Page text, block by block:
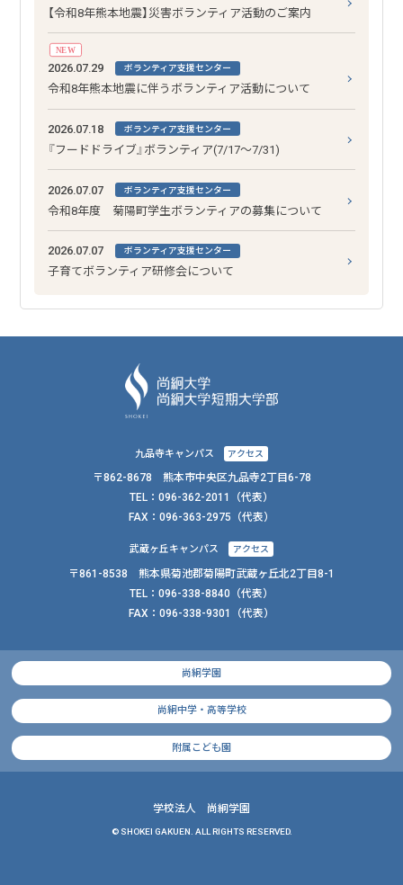
【令和8年熊本地震】災害ボランティア活動のご案内
NEW
2026.07.29 ボランティア支援センター
令和8年熊本地震に伴うボランティア活動について
2026.07.18 ボランティア支援センター
『フードドライブ』ボランティア(7/17～7/31)
2026.07.07 ボランティア支援センター
令和8年度 菊陽町学生ボランティアの募集について
2026.07.07 ボランティア支援センター
子育てボランティア研修会について
九品寺キャンパス アクセス
〒862-8678 熊本市中央区九品寺2丁目6-78
TEL： 096-362-2011
（代表）
FAX： 096-363-2975（代表）
武蔵ヶ丘キャンパス アクセス
〒861-8538 熊本県菊池郡菊陽町武蔵ヶ丘北2丁目8-1
TEL： 096-338-8840 （代表）
FAX： 096-338-9301（代表）
尚絅学園
尚絅中学・高等学校
附属こども園
学校法人 尚絅学園
© SHOKEI GAKUEN. ALL RIGHTS RESERVED.